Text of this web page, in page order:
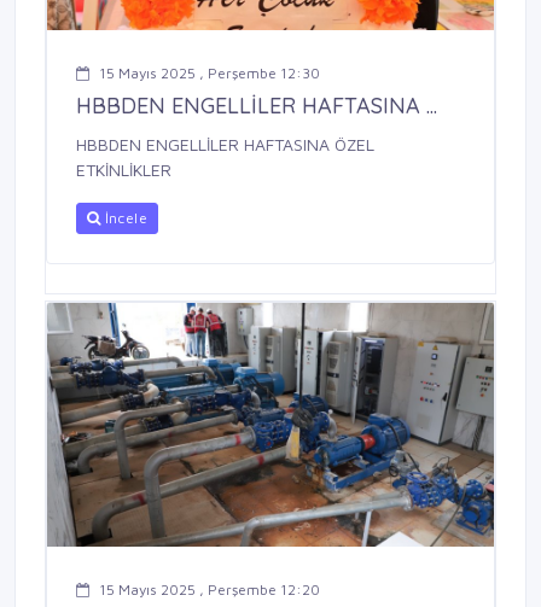
15 Mayıs 2025 , Perşembe 12:30
HBBDEN ENGELLİLER HAFTASINA ...
HBBDEN ENGELLİLER HAFTASINA ÖZEL
ETKİNLİKLER
İncele
15 Mayıs 2025 , Perşembe 12:20